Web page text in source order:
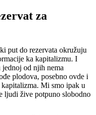
za
put do rezervata okružuju
ka kapitalizmu. I
od njih nema
plodova, posebno ovde i
Mi smo ipak u
ljudi žive potpuno slobodno